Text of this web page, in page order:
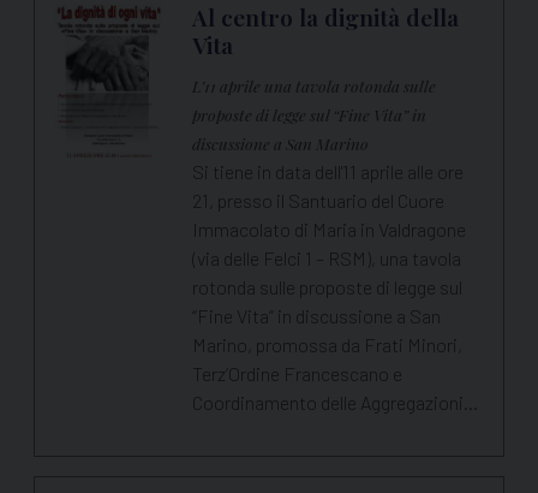
Al centro la dignità della
Vita
L’11 aprile una tavola rotonda sulle
proposte di legge sul “Fine Vita” in
discussione a San Marino
Si tiene in data dell'11 aprile alle ore
21, presso il Santuario del Cuore
Immacolato di Maria in Valdragone
(via delle Felci 1 – RSM), una tavola
rotonda sulle proposte di legge sul
“Fine Vita” in discussione a San
Marino, promossa da Frati Minori,
Terz’Ordine Francescano e
Coordinamento delle Aggregazioni…